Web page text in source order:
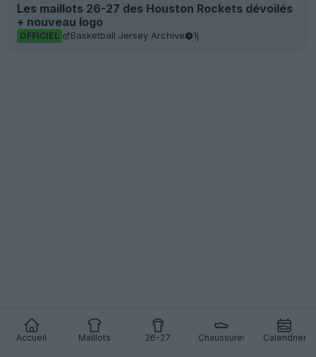
Accueil Maillots 26-27 Chaussures Calendrier
Les maillots 26-27 des Houston Rockets dévoilés
+ nouveau logo
OFFICIEL Basketball Jersey Archive 1j